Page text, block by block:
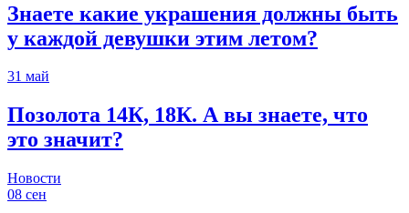
Знаете какие украшения должны быть
у каждой девушки этим летом?
31 май
Позолота 14К, 18К. А вы знаете, что
это значит?
Новости
08 сен